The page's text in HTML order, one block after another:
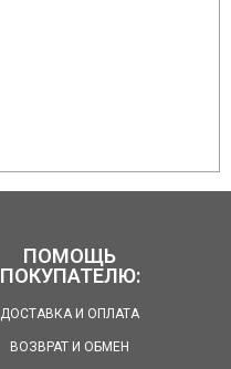
ПОМОЩЬ
ПОКУПАТЕЛЮ:
ДОСТАВКА И ОПЛАТА
ВОЗВРАТ И ОБМЕН